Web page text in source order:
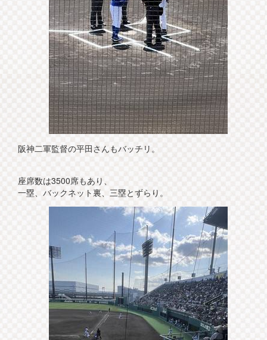
阪神二軍監督の平田さんもバッチリ。
座席数は3500席もあり、
一塁、バックネット裏、三塁とずらり。